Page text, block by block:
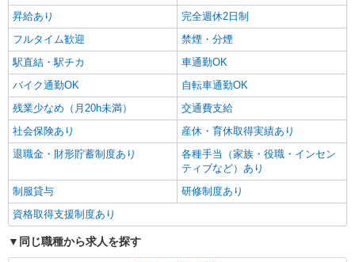
昇給あり
完全週休2日制
フルタイム歓迎
禁煙・分煙
駅直結・駅チカ
車通勤OK
バイク通勤OK
自転車通勤OK
残業少なめ（月20h未満）
交通費支給
社会保険あり
産休・育休取得実績あり
退職金・財形貯蓄制度あり
各種手当（家族・役職・インセン
ティブなど）あり
制服貸与
研修制度あり
資格取得支援制度あり
同じ職種から求人を探す